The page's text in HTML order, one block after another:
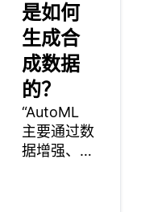
是如何
生成合
成数据
的？
“AutoML
主要通过数
据增强、生